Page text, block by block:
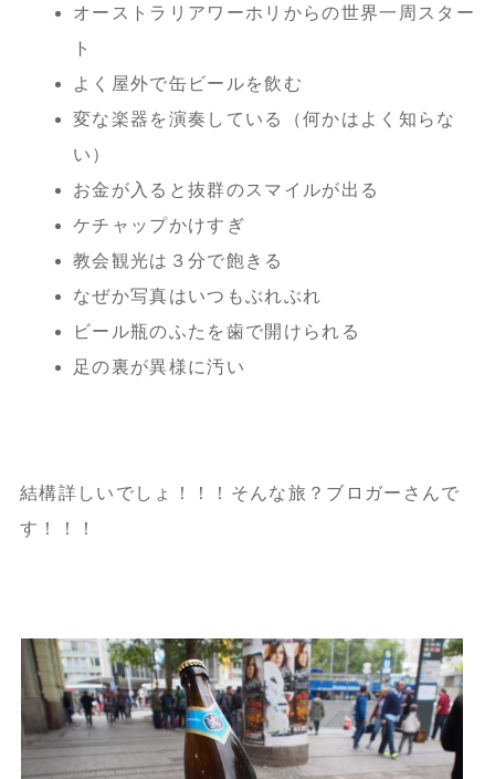
オーストラリアワーホリからの世界一周スター
ト
よく屋外で缶ビールを飲む
変な楽器を演奏している（何かはよく知らな
い）
お金が入ると抜群のスマイルが出る
ケチャップかけすぎ
教会観光は３分で飽きる
なぜか写真はいつもぶれぶれ
ビール瓶のふたを歯で開けられる
足の裏が異様に汚い
結構詳しいでしょ！！！そんな旅？ブロガーさんで
す！！！